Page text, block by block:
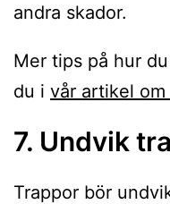
andra skador.
Mer tips på hur
du i vår artikel
7. Undvik
Trappor bör